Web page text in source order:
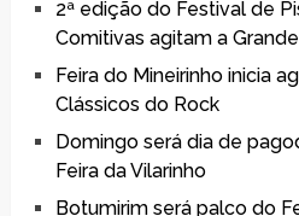
2ª edição do Festival de
Comitivas agitam a
Feira do Mineirinho inicia
Clássicos do Rock
Domingo será dia de
Feira da Vilarinho
Botumirim será palco do